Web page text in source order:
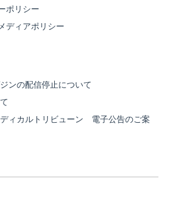
ポリシー
ディアポリシー
ンの配信停止について
ィカルトリビューン 電子公告のご案